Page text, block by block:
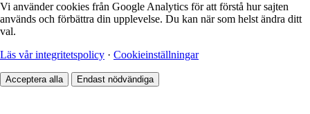
Vi använder cookies från Google Analytics för att förstå hur sajten
används och förbättra din upplevelse. Du kan när som helst ändra ditt
val.
Läs vår integritetspolicy · Cookieinställningar
Acceptera alla Endast nödvändiga